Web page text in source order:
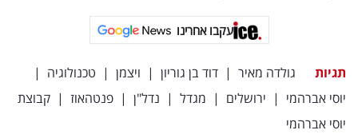
עקבו אחרינו
תגיות גולדה מאיר | דוד בן גוריון | ויצמן | טכנולוגיה |
יוסי אברהמי | ירושלים | מגדל | נדל"ן | פנטהאוז | קבוצת
יוסי אברהמי